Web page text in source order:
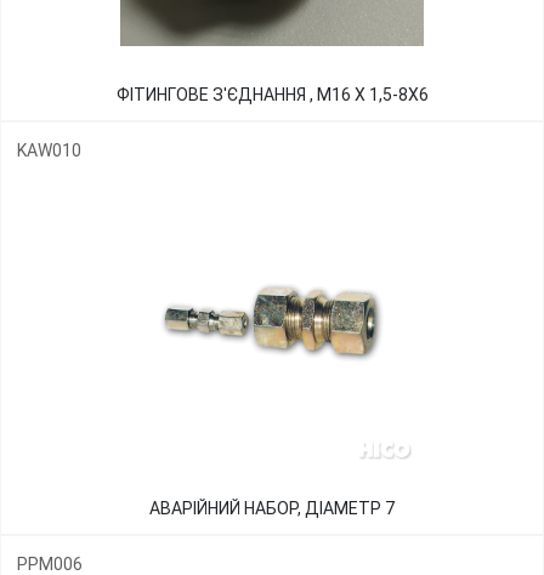
ФІТИНГОВЕ З'ЄДНАННЯ , М16 Х 1,5-8Х6
KAW010
АВАРІЙНИЙ НАБОР, ДІАМЕТР 7
PPM006